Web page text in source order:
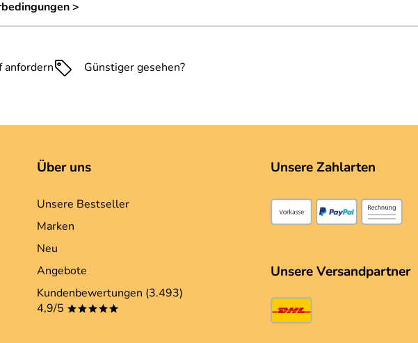
>
anfordern Günstiger gesehen?
Über uns
Unsere Bestseller
Marken
Neu
Angebote
Kundenbewertungen (3.493)
4,9/5 *****
Unsere Zahlarten
Unsere Versandpartner